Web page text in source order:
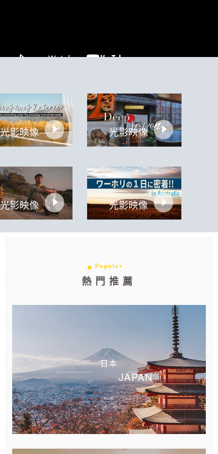
光影映像 光影映像
光影映像 光影映像
Popular
熱門推薦
JAPAN
日本